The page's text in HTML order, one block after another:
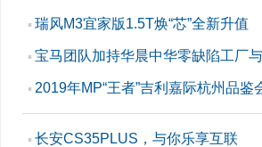
▪ 瑞风M3宜家版1.5T焕“芯”全新升值
▪ 宝马团队加持华晨中华零缺陷工厂
▪ 2019年MP“王者”吉利嘉际杭州品鉴
▪ 长安CS35PLUS，与你乐享互联